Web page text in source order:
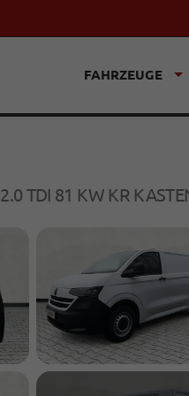
FAHRZEUGE
2.0 TDI 81 KW KR